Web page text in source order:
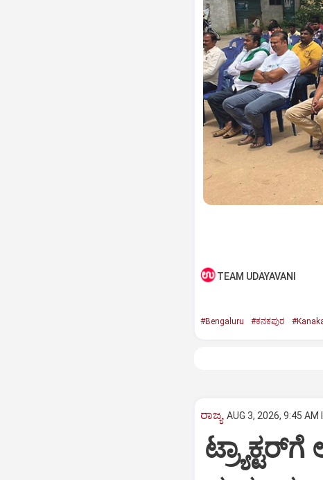
TEAM UDAYAVANI
#Bengaluru #ಕನಕಪುರ
ರಾಜ್ಯ AUG 3, 2026, 9:45 AM